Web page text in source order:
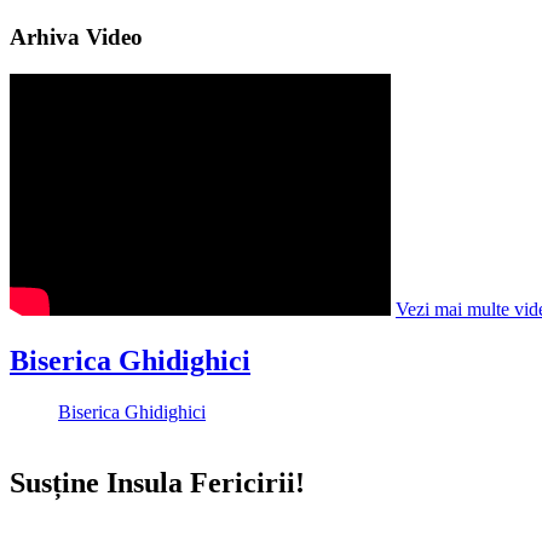
Arhiva Video
Vezi mai multe
Biserica Ghidighici
Biserica Ghidighici
Susține Insula Fericirii!